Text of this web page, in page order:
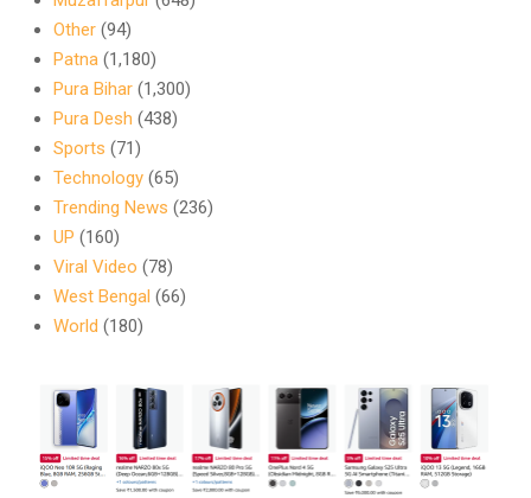
Other (94)
Patna (1,180)
Pura Bihar (1,300)
Pura Desh (438)
Sports (71)
Technology (65)
Trending News (236)
UP (160)
Viral Video (78)
West Bengal (66)
World (180)